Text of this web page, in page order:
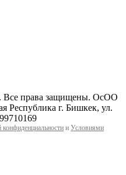
Все права защищены. ОсОО
Республика г. Бишкек, ул.
и Условиями